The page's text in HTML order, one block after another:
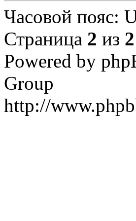
Часовой пояс:
Страница 2 из 2
Powered by
Group
http://